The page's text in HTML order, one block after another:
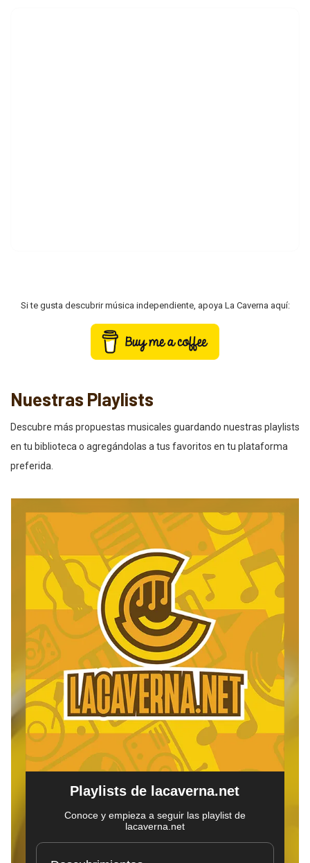
Si te gusta descubrir música independiente, apoya La Caverna aquí:
Nuestras Playlists
Descubre más propuestas musicales guardando nuestras playlists
en tu biblioteca o agregándolas a tus favoritos en tu plataforma
preferida.